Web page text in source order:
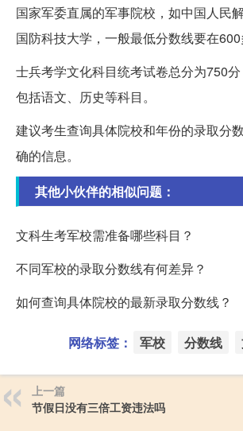
国家军委直属的军事院校，如中国人民
国防科技大学，一般最低分数线要在600
士兵考学文化科目统考试卷总分为750
包括语文、历史等科目。
建议考生查询具体院校和年份的录取分
确的信息。
其他小伙伴的相似问题：
文科生考军校需准备哪些科目？
不同军校的录取分数线有何差异？
如何查询具体院校的最新录取分数线？
网络标签： 军校 分数线
上一篇
节假日没有三倍工资违法吗